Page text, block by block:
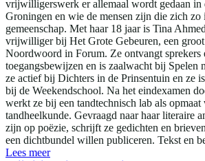
vrijwilligerswerk er allemaal wordt gedaan in
Groningen en wie de mensen zijn die zich zo
gemeenschap. Met haar 18 jaar is Tina
vrijwilliger bij Het Grote Gebeuren, een
Noordwoord in Forum. Ze ontvangt sprekers
toegangsbewijzen en is zaalwacht bij Spelen
ze actief bij Dichters in de Prinsentuin en ze
bij de Weekendschool. Na het eindexamen
werkt ze bij een tandtechnisch lab als opmaat
tandheelkunde. Gevraagd naar haar literaire
zijn op poëzie, schrijft ze gedichten en
een dichtbundel willen publiceren. Tekst en
Lees meer